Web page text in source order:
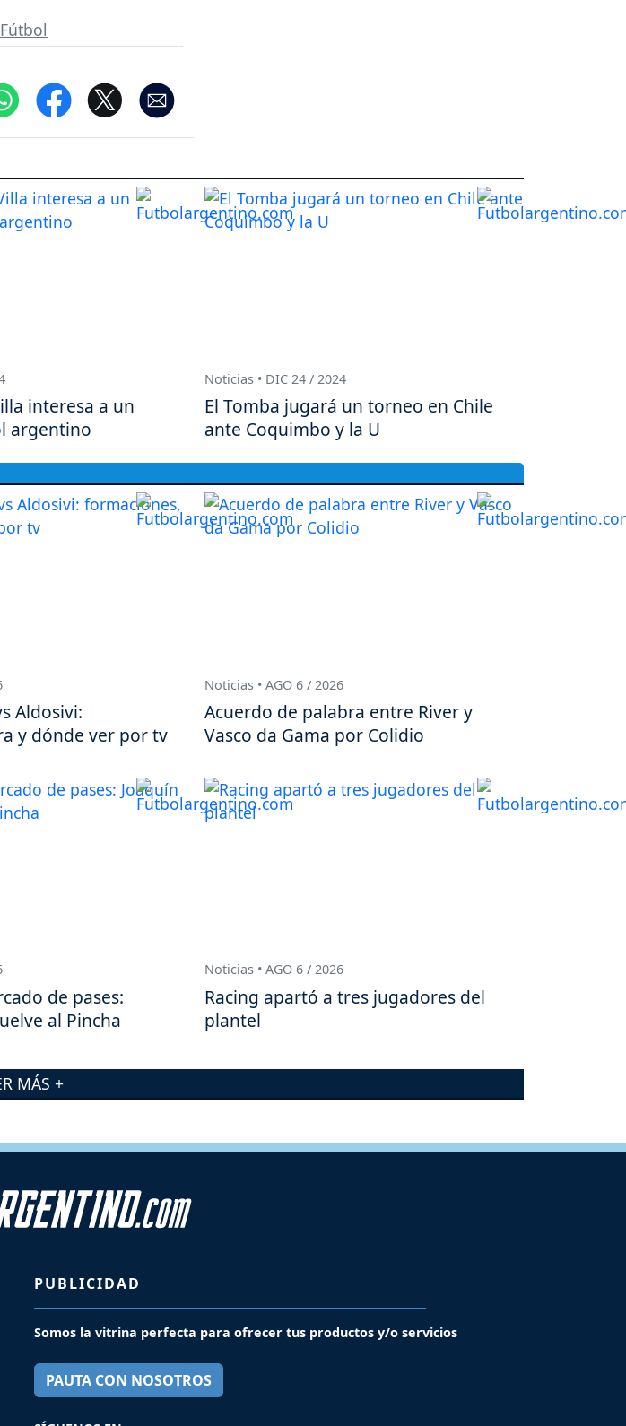
interesa a un
argentino
Noticias • DIC 24 / 2024
El Tomba jugará un torneo en Chile
ante Coquimbo y la U
Aldosivi:
y dónde ver por tv
Noticias • AGO 6 / 2026
Acuerdo de palabra entre River y
Vasco da Gama por Colidio
de pases:
al Pincha
Noticias • AGO 6 / 2026
Racing apartó a tres jugadores del
plantel
MÁS +
PUBLICIDAD
Somos la vitrina perfecta para ofrecer tus productos y/o servicios
PAUTA CON NOSOTROS